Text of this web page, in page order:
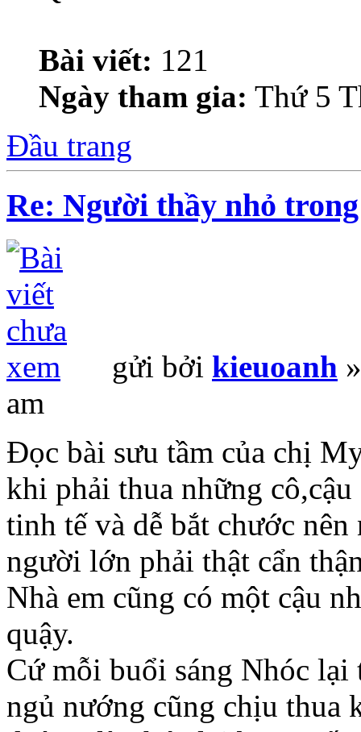
Bài viết: 121
Ngày tham gia: Thứ 5
Đầu trang
Re: Người thầy nhỏ
gửi bởi kieuoanh
am
Đọc bài sưu tầm của chị
khi phải thua những
tinh tế và dễ bắt chước
người lớn phải thật cẩn
Nhà em cũng có một cậu
quậy.
Cứ mỗi buổi sáng Nhóc
ngủ nướng cũng chịu thua